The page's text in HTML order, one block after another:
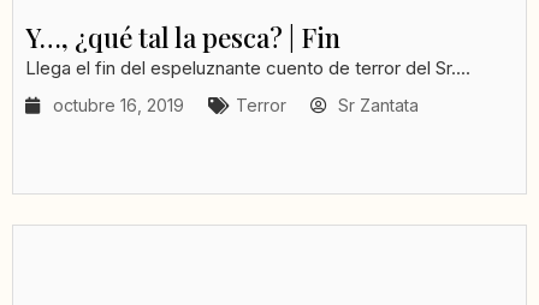
Y…, ¿qué tal la pesca? | Fin
Llega el fin del espeluznante cuento de terror del Sr....
octubre 16, 2019 Terror Sr Zantata